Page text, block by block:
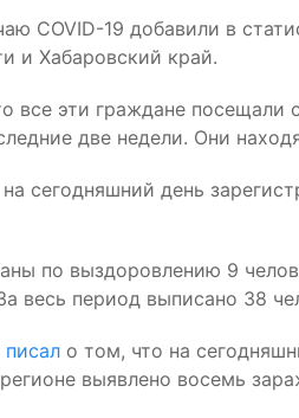
COVID-19 добавили в
и Хабаровский край.
все эти граждане посещали
две недели. Они
сегодняшний день
по выздоровлению 9
весь период выписано 38
писал о том, что на
выявлено восемь